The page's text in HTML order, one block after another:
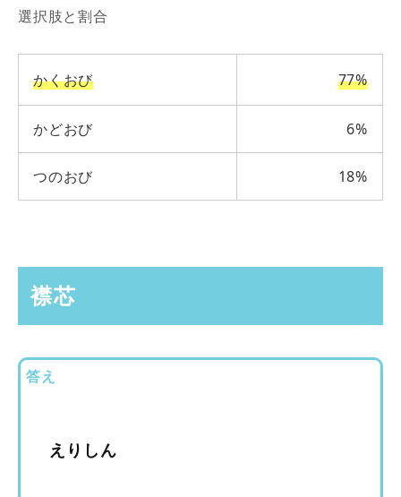
選択肢と割合
かくおび 77%
かどおび 6%
つのおび 18%
襟芯
答え
えりしん